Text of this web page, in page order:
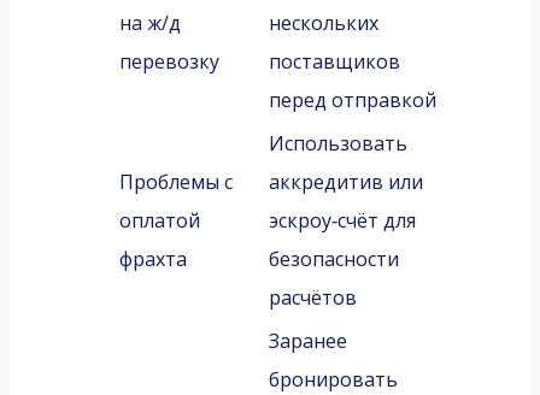
на ж/д
перевозку
нескольких
поставщиков
перед отправкой
Проблемы с
оплатой
фрахта
Использовать
аккредитив или
эскроу‑счёт для
безопасности
расчётов
Заранее
бронировать